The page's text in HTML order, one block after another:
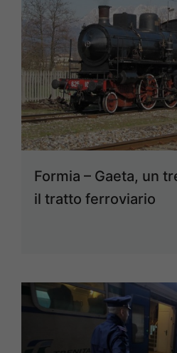
Formia – Gaeta, un
il tratto ferroviario